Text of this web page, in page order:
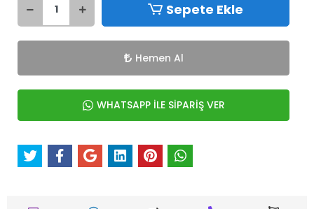
Sepete Ekle
Hemen Al
WHATSAPP İLE SİPARİŞ VER